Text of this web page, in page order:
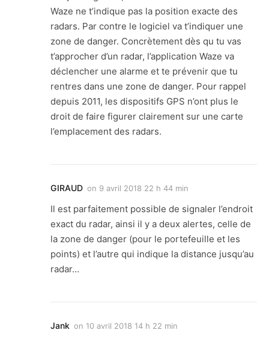
Waze ne t’indique pas la position exacte des
radars. Par contre le logiciel va t’indiquer une
zone de danger. Concrètement dès qu tu vas
t’approcher d’un radar, l’application Waze va
déclencher une alarme et te prévenir que tu
rentres dans une zone de danger. Pour rappel
depuis 2011, les dispositifs GPS n’ont plus le
droit de faire figurer clairement sur une carte
l’emplacement des radars.
GIRAUD on 9 avril 2018 22 h 44 min
Il est parfaitement possible de signaler l’endroit
exact du radar, ainsi il y a deux alertes, celle de
la zone de danger (pour le portefeuille et les
points) et l’autre qui indique la distance jusqu’au
radar…
Jank on 10 avril 2018 14 h 22 min